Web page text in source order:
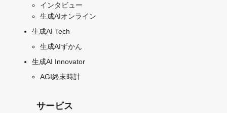
インタビュー
生成AIオンライン
生成AI Tech
生成AIずかん
生成AI Innovator
AGI終末時計
サービス